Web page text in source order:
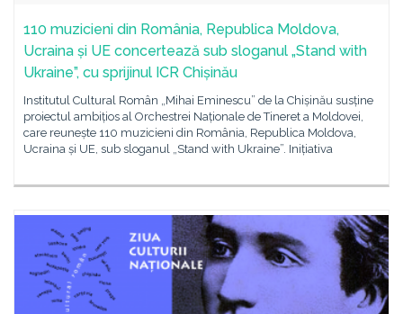
110 muzicieni din România, Republica Moldova,
Ucraina și UE concertează sub sloganul „Stand with
Ukraine”, cu sprijinul ICR Chișinău
Institutul Cultural Român „Mihai Eminescu” de la Chișinău susține
proiectul ambițios al Orchestrei Naționale de Tineret a Moldovei,
care reunește 110 muzicieni din România, Republica Moldova,
Ucraina și UE, sub sloganul „Stand with Ukraine”. Inițiativa